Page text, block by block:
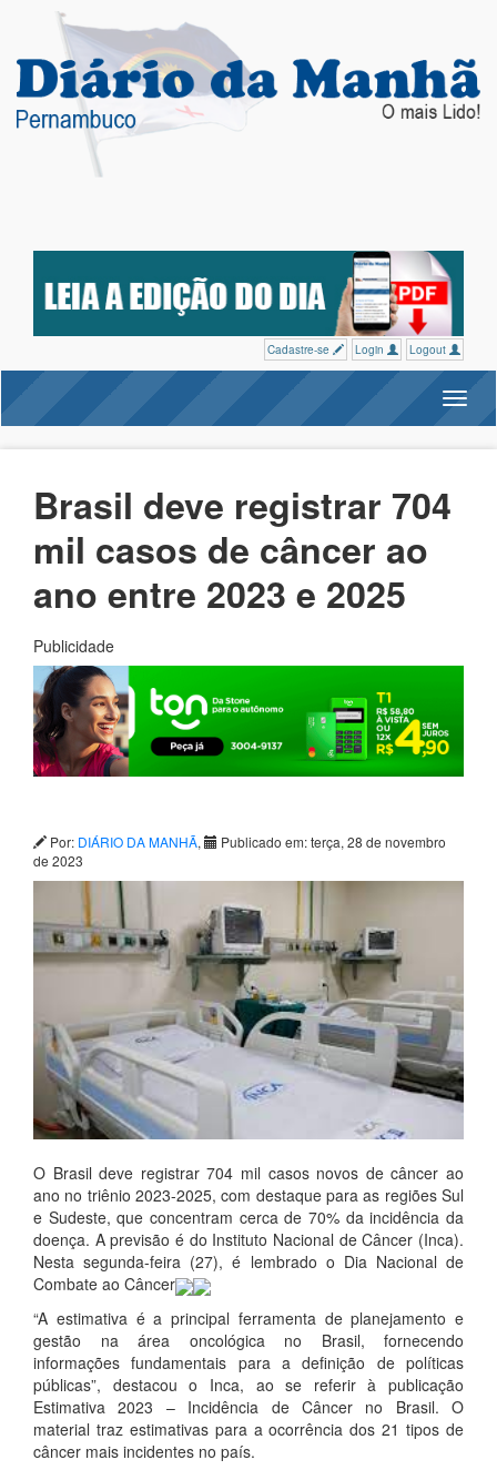
Cadastre-se Login Logout
Brasil deve registrar 704
mil casos de câncer ao
ano entre 2023 e 2025
Publicidade
Por: DIÁRIO DA MANHÃ,
Publicado em: terça, 28 de novembro
de 2023
O Brasil deve registrar 704 mil casos novos de câncer ao
ano no triênio 2023-2025, com destaque para as regiões Sul
e Sudeste, que concentram cerca de 70% da incidência da
doença. A previsão é do Instituto Nacional de Câncer (Inca).
Nesta segunda-feira (27), é lembrado o Dia Nacional de
Combate ao Câncer
“A estimativa é a principal ferramenta de planejamento e
gestão na área oncológica no Brasil, fornecendo
informações fundamentais para a definição de políticas
públicas”, destacou o Inca, ao se referir à publicação
Estimativa 2023 – Incidência de Câncer no Brasil. O
material traz estimativas para a ocorrência dos 21 tipos de
câncer mais incidentes no país.